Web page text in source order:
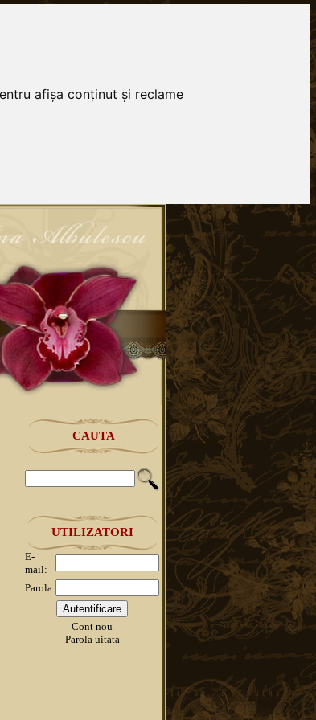
afișa conținut și reclame
CAUTA
UTILIZATORI
E-
mail:
Parola:
Cont nou
Parola uitata